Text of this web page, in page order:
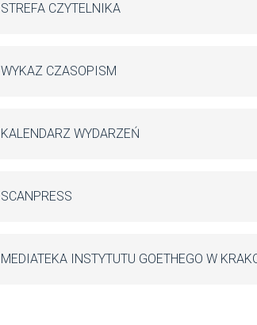
STREFA CZYTELNIKA
WYKAZ CZASOPISM
KALENDARZ WYDARZEŃ
SCANPRESS
MEDIATEKA INSTYTUTU GOETHEGO W